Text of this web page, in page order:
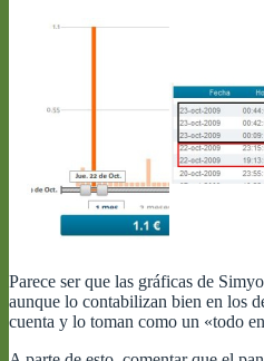
Parece ser que las gráficas de
aunque lo contabilizan bien en los
cuenta y lo toman como un «todo